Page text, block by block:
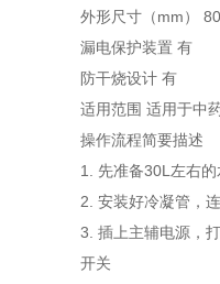
外形尺寸（mm）
漏电保护装置 有
防干烧设计 有
适用范围 适用于中
操作流程简要描述
1. 先准备30L左右
2. 安装好冷凝管，
3. 插上主辅电源，
开关